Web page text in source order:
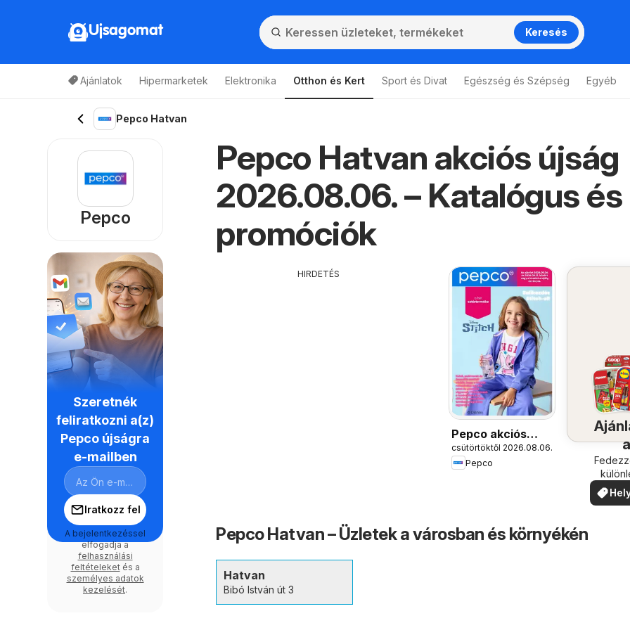
Ujsagomat Keresés
Ajánlatok Hipermarketek Elektronika Otthon és Kert Sport és Divat Egészség és Szépség Egyéb
Pepco Hatvan
Pepco Hatvan akciós újság
2026.08.06. – Katalógus és
promóciók
HIRDETÉS
Pepco akciós
újság
csütörtöktől 2026.08.06.
Pepco
a
Pepco Hatvan – Üzletek a városban és környékén
Hatvan
Bibó István út 3
Pepco
Szeretnék
feliratkozni a(z)
Pepco újságra
e-mailben
Iratkozz fel
A bejelentkezéssel
elfogadja a
felhasználási
feltételeketés a
személyes adatok
kezelését.